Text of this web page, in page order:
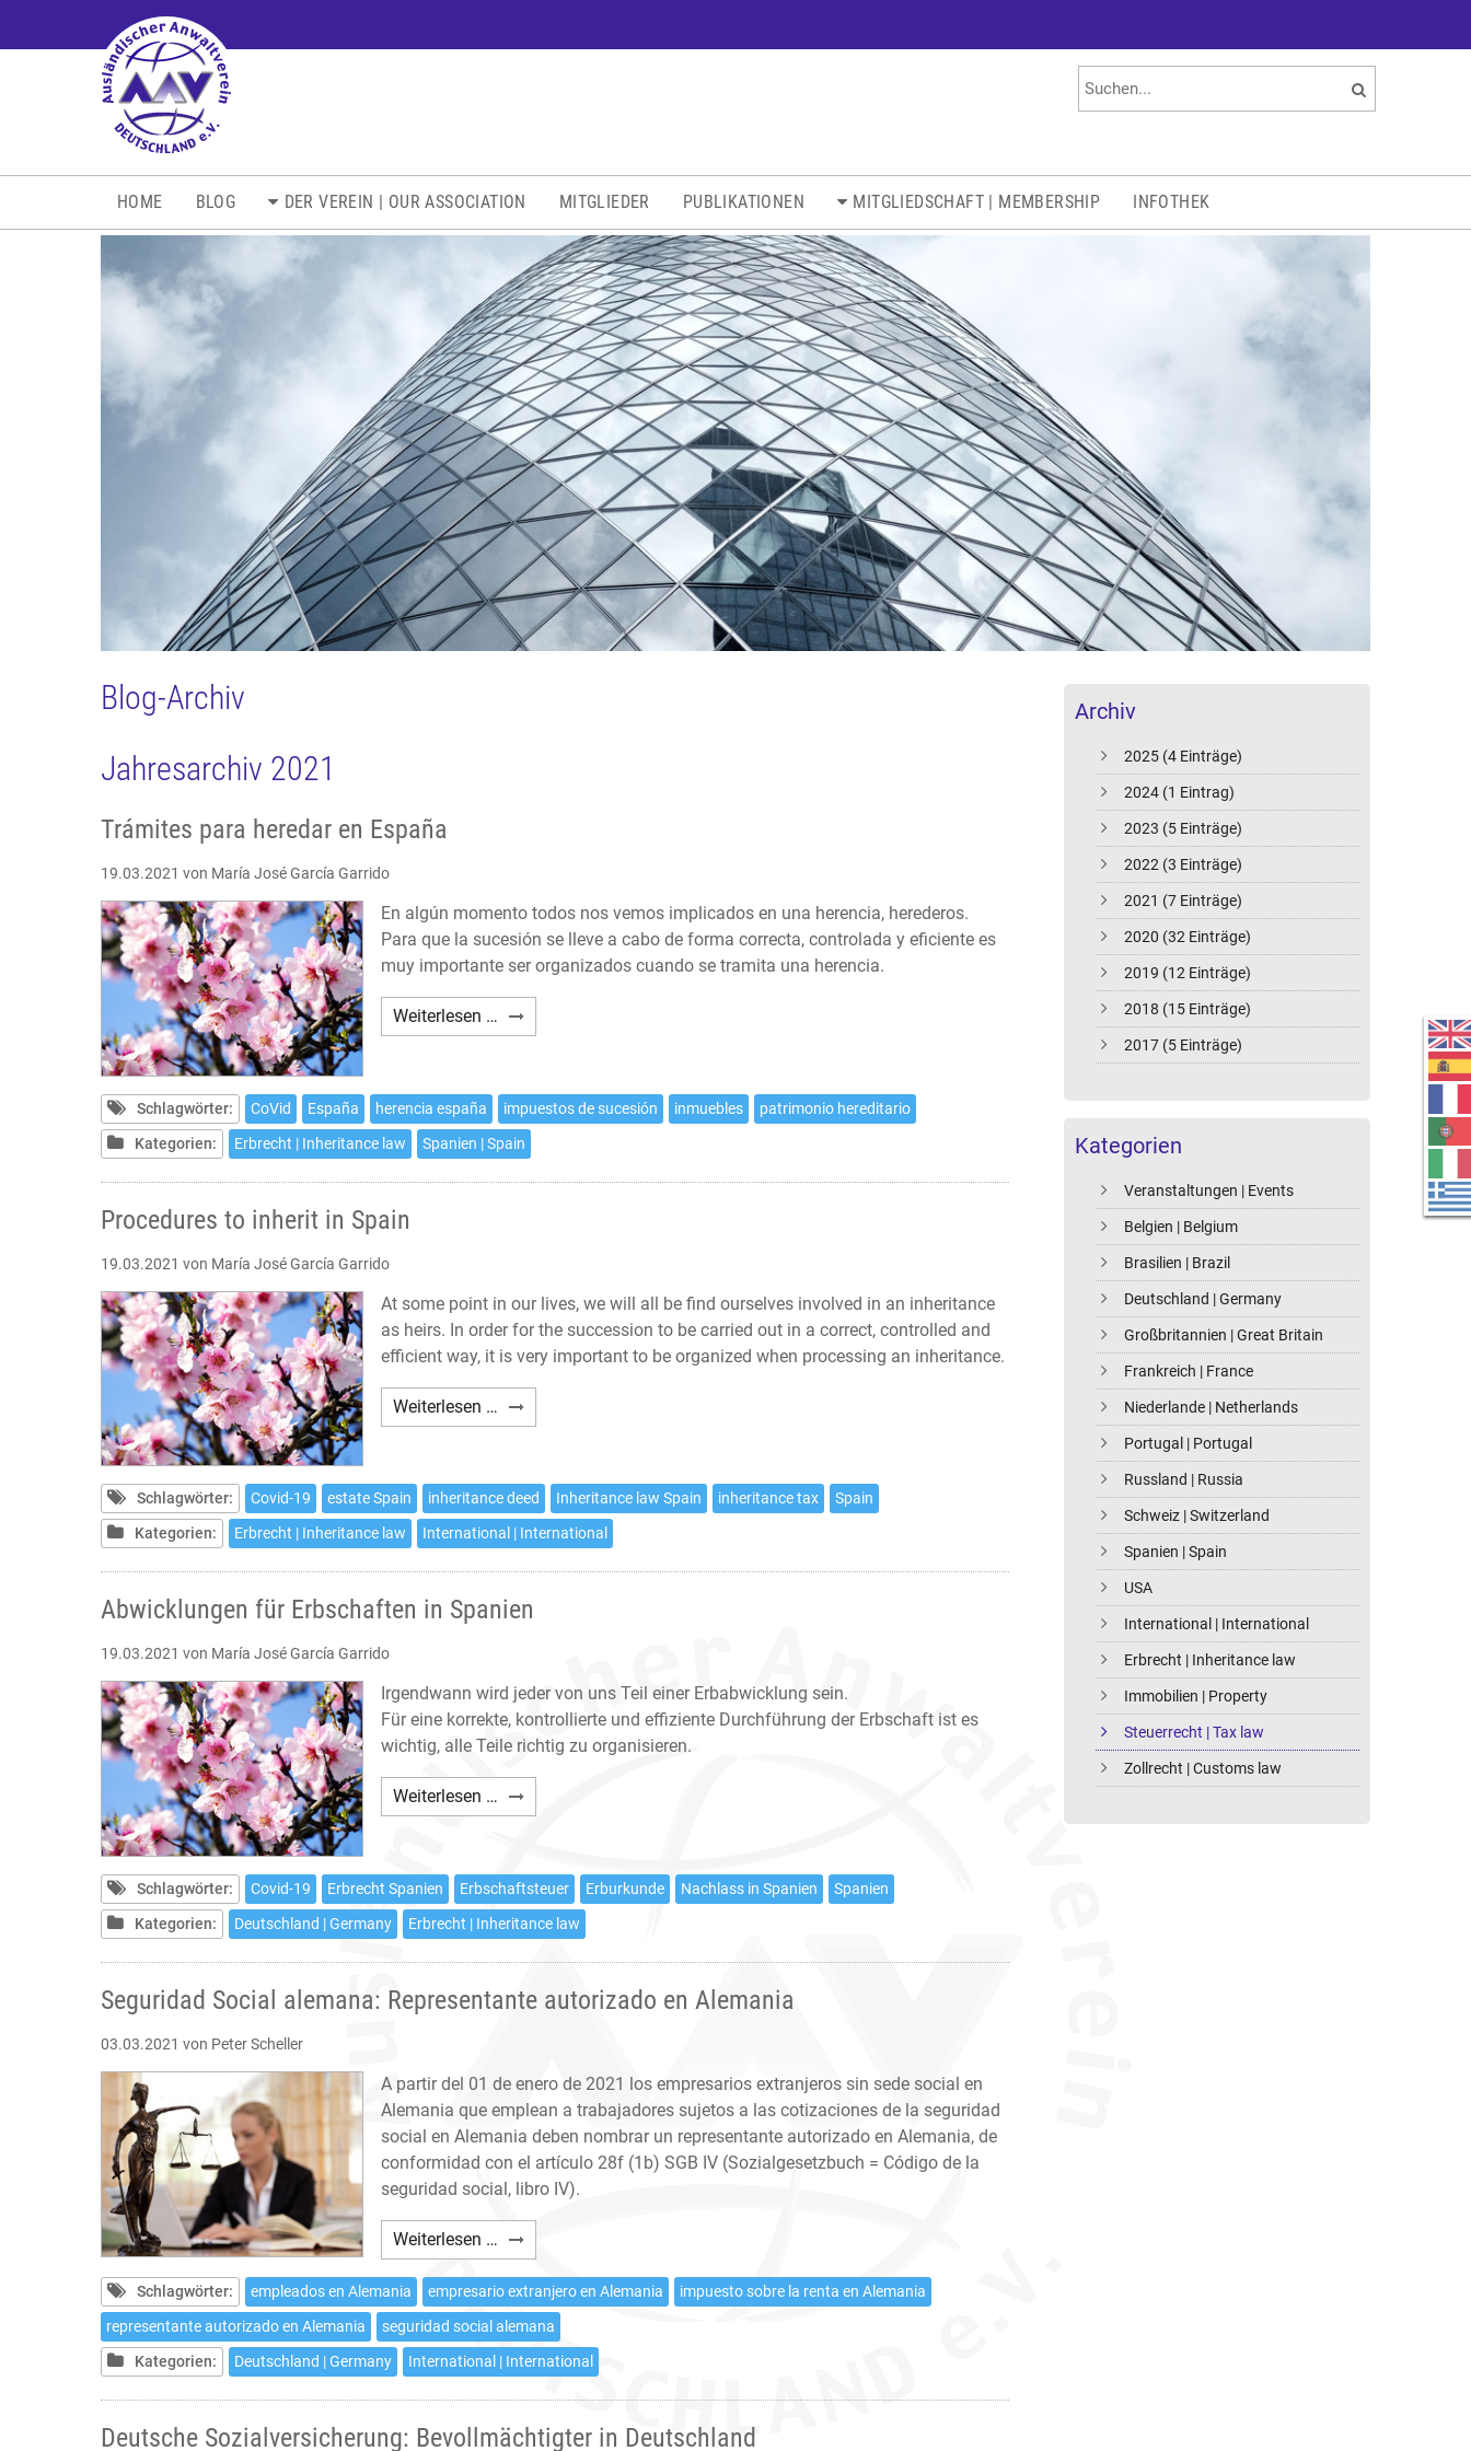
HOME BLOG DER VEREIN | OUR ASSOCIATION MITGLIEDER PUBLIKATIONEN MITGLIEDSCHAFT | MEMBERSHIP INFOTHEK
Archiv
2025 (4 Einträge)
2024 (1 Eintrag)
2023 (5 Einträge)
2022 (3 Einträge)
2021 (7 Einträge)
2020 (32 Einträge)
2019 (12 Einträge)
2018 (15 Einträge)
2017 (5 Einträge)
Kategorien
Veranstaltungen | Events
Belgien | Belgium
Brasilien | Brazil
Deutschland | Germany
Großbritannien | Great Britain
Frankreich | France
Niederlande | Netherlands
Portugal | Portugal
Russland | Russia
Schweiz | Switzerland
Spanien | Spain
USA
International | International
Erbrecht | Inheritance law
Immobilien | Property
Steuerrecht | Tax law
Zollrecht | Customs law
Blog-Archiv
Jahresarchiv 2021
Trámites para heredar en España
19.03.2021 von María José García Garrido
En algún momento todos nos vemos implicados en una herencia, herederos.
Para que la sucesión se lleve a cabo de forma correcta, controlada y eficiente es
muy importante ser organizados cuando se tramita una herencia.
Weiterlesen … Trámites
para
en
España
Schlagwörter: CoVid España herencia españa impuestos de sucesión inmuebles
patrimonio hereditario
Kategorien:
Erbrecht | Inheritance law Spanien | Spain
Procedures to inherit in Spain
19.03.2021 von María José García Garrido
At some point in our lives, we will all be find ourselves involved in an inheritance
as heirs. In order for the succession to be carried out in a correct, controlled and
efficient way, it is very important to be organized when processing an inheritance.
Weiterlesen … Procedures
to
in
Spain
Schlagwörter: Covid-19 estate Spain inheritance deed Inheritance law Spain inheritance tax
Spain
Kategorien:
Erbrecht | Inheritance law International | International
Abwicklungen für Erbschaften in Spanien
19.03.2021 von María José García Garrido
Irgendwann wird jeder von uns Teil einer Erbabwicklung sein.
Für eine korrekte, kontrollierte und effiziente Durchführung der Erbschaft ist es
wichtig, alle Teile richtig zu organisieren.
Weiterlesen … Abwicklungen
für
in
Spanien
Schlagwörter: Covid-19 Erbrecht Spanien Erbschaftsteuer Erburkunde Nachlass in Spanien
Spanien
Kategorien:
Deutschland | Germany Erbrecht | Inheritance law
Seguridad Social alemana: Representante autorizado en Alemania
03.03.2021 von Peter Scheller
A partir del 01 de enero de 2021 los empresarios extranjeros sin sede social en
Alemania que emplean a trabajadores sujetos a las cotizaciones de la seguridad
social en Alemania deben nombrar un representante autorizado en Alemania, de
conformidad con el artículo 28f (1b) SGB IV (Sozialgesetzbuch = Código de la
seguridad social, libro IV).
Weiterlesen … Seguridad
Social
alemana:
Representante
autorizado
en
Alemania
Schlagwörter: empleados en Alemania empresario extranjero en Alemania
impuesto sobre la renta en Alemania
representante autorizado en Alemania
seguridad social alemana
Kategorien:
Deutschland | Germany International | International
Deutsche Sozialversicherung: Bevollmächtigter in Deutschland